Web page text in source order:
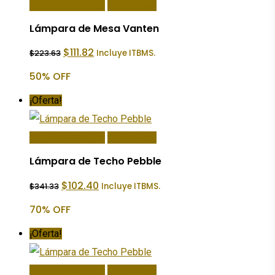
Lámpara de Mesa Vanten
$223.63 El
precio
era:
$111.82 El
precio
Incluye ITBMS.
50% OFF
¡Oferta!
Lámpara de Techo Pebble
$341.33 El
precio
era:
$102.40 El
precio
Incluye ITBMS.
70% OFF
¡Oferta!